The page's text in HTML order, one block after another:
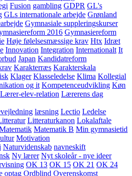
Fusion gambling GDPR GL's
GLs internationale arbejde Grønland
Gymnasiale suppleringskurser
2016 Gymnasiereform
Høje følelsesmæssige krav Htx Idræt
Innovation Integration Internationalt It
Japan Kandidatreform
Karakterræs Karakterskala
Klager Klasseledelse Klima Kollegial
og it Kompetenceudvikling Køn
Lærer-elev-relation Lærerens dag
læsning Lectio Ledelse
Litteraturkanon Lokalaftale
Matematik B Min gymnasietid
Motivation
Naturvidenskab navneskift
Ny lærer Nyt skoleår - nye ideer
OK 13 OK 15 OK 21 OK 24
optag Ordblind Overenskomst